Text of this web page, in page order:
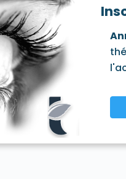
Souzy-la-Briche
Vauhallan 91430
Videlles 91890
Orge 91360
Yerres 91330